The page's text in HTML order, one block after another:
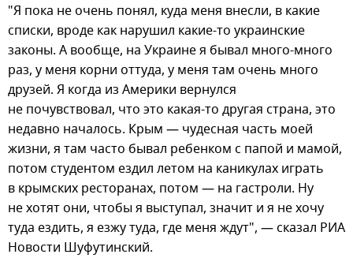
"Я пока не очень понял, куда меня внесли, в какие
списки, вроде как нарушил какие-то украинские
законы. А вообще, на Украине я бывал много-много
раз, у меня корни оттуда, у меня там очень много
друзей. Я когда из Америки вернулся
не почувствовал, что это какая-то другая страна, это
недавно началось. Крым — чудесная часть моей
жизни, я там часто бывал ребенком с папой и мамой,
потом студентом ездил летом на каникулах играть
в крымских ресторанах, потом — на гастроли. Ну
не хотят они, чтобы я выступал, значит и я не хочу
туда ездить, я езжу туда, где меня ждут", — сказал РИА
Новости Шуфутинский.